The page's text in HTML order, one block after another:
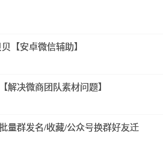
【安卓微信辅助】
解决微商团队素材问题】
量群发名/收藏/公众号换群好友迁